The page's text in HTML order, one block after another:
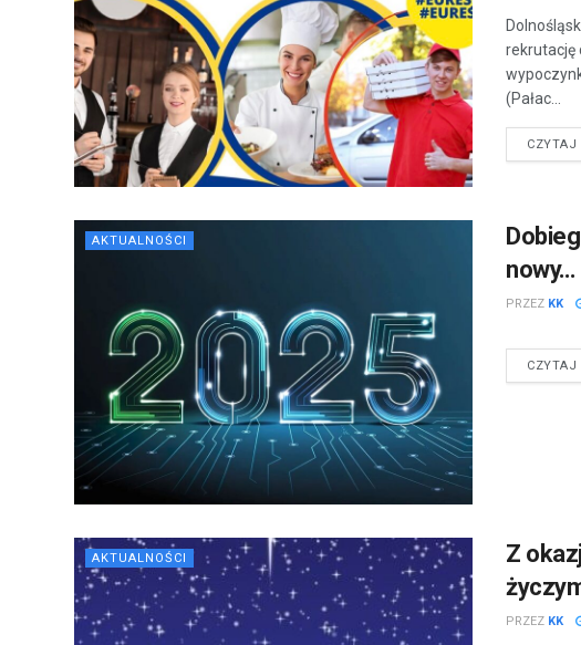
rekrutację
(Pałac...
CZYTAJ
AKTUALNOŚCI
nowy…
PRZEZ KK
CZYTAJ
AKTUALNOŚCI
Z
PRZEZ KK